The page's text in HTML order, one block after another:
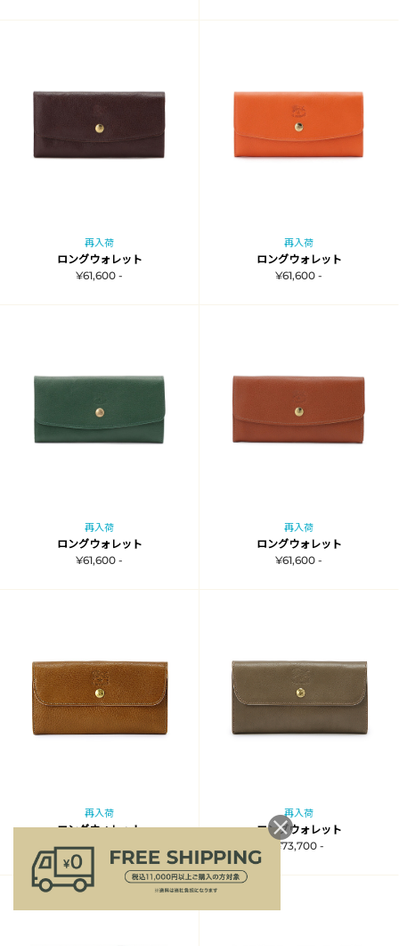
再入荷
ロングウォレット
¥61,600 -
再入荷
ロングウォレット
¥61,600 -
再入荷
ロングウォレット
¥61,600 -
再入荷
ロングウォレット
¥61,600 -
再入荷
ロングウォレット
¥73,700 -
再入荷
ロングウォレット
¥73,700 -